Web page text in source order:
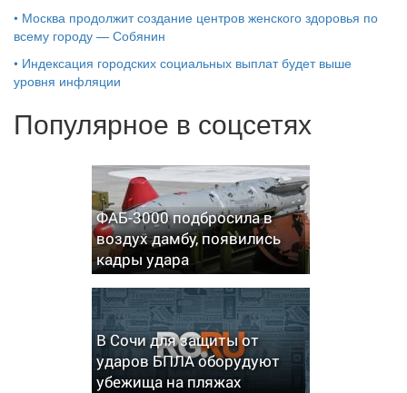
• Москва продолжит создание центров женского здоровья по
всему городу — Собянин
• Индексация городских социальных выплат будет выше
уровня инфляции
Популярное в соцсетях
ФАБ-3000 подбросила в
воздух дамбу, появились
кадры удара
В Сочи для защиты от
ударов БПЛА оборудуют
убежища на пляжах